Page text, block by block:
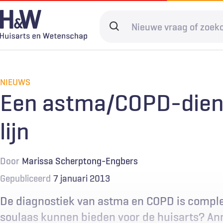
Overslaan
en
naar
gaan
Search
Spoedzorg
Digitale zorg Levenseinde
Abonneren
NIEUWS
Een astma/COPD-
lijn
Door Marissa Scherptong-Engbers
Gepubliceerd 7 januari 2013
De diagnostiek van astma en COPD is
soulaas kunnen bieden voor de huisarts?